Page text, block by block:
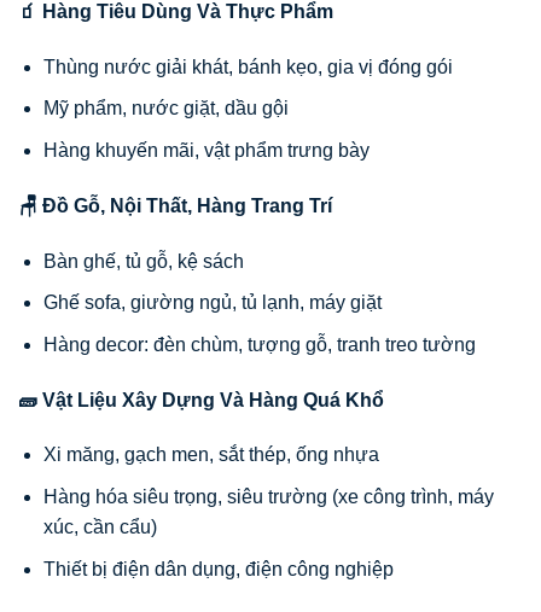
🧃 Hàng Tiêu Dùng Và Thực Phẩm
Thùng nước giải khát, bánh kẹo, gia vị đóng gói
Mỹ phẩm, nước giặt, dầu gội
Hàng khuyến mãi, vật phẩm trưng bày
🪑 Đồ Gỗ, Nội Thất, Hàng Trang Trí
Bàn ghế, tủ gỗ, kệ sách
Ghế sofa, giường ngủ, tủ lạnh, máy giặt
Hàng decor: đèn chùm, tượng gỗ, tranh treo tường
🧱 Vật Liệu Xây Dựng Và Hàng Quá Khổ
Xi măng, gạch men, sắt thép, ống nhựa
Hàng hóa siêu trọng, siêu trường (xe công trình, máy
xúc, cần cẩu)
Thiết bị điện dân dụng, điện công nghiệp